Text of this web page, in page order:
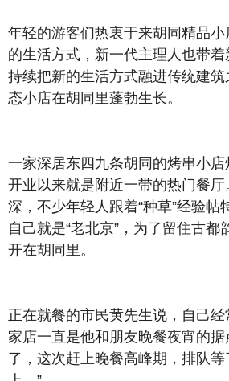
年轻的游客们热衷于来胡同精品
的生活方式，新一代主理人也带着
持续把新的生活方式融进传统建
态小店在胡同里蓬勃生长。
一家深居东四九条胡同的烤串小
开业以来就是附近一带的热门餐
深，不少年轻人跟着“种草”经验帖
自己就是“老北京”，为了留住古都
开在胡同里。
正在就餐的市民黄先生说，自己
家店一直是他和朋友晚餐夜宵的据
了，这次赶上晚餐高峰期，排队